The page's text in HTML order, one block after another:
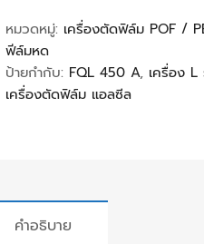
หมวดหมู่: เครื่องตัดฟิล์ม POF /
ฟีล์มหด
ป้ายกำกับ: FQL 450 A, เครื่อง L
เครื่องตัดฟิล์ม แอลซีล
คำอธิบาย